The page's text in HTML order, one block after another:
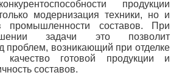
продукции
модернизация техники, но и
промышленности составов. При
задачи это позволит
проблем, возникающий при отделке
качество готовой продукции и
составов.